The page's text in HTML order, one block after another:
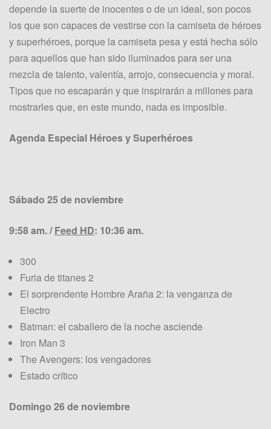
depende la suerte de inocentes o de un ideal, son pocos
los que son capaces de vestirse con la camiseta de héroes
y superhéroes, porque la camiseta pesa y está hecha sólo
para aquellos que han sido iluminados para ser una
mezcla de talento, valentía, arrojo, consecuencia y moral.
Tipos que no escaparán y que inspirarán a millones para
mostrarles que, en este mundo, nada es imposible.
Agenda Especial Héroes y Superhéroes
Sábado 25 de noviembre
9:58 am. / Feed HD: 10:36 am.
300
Furia de titanes 2
El sorprendente Hombre Araña 2: la venganza de
Electro
Batman: el caballero de la noche asciende
Iron Man 3
The Avengers: los vengadores
Estado crítico
Domingo 26 de noviembre